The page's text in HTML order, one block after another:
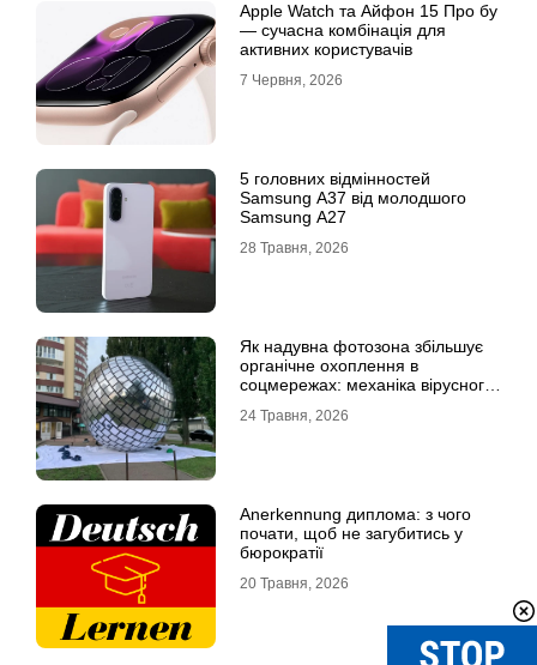
Apple Watch та Айфон 15 Про бу
— сучасна комбінація для
активних користувачів
7 Червня, 2026
5 головних відмінностей
Samsung A37 від молодшого
Samsung A27
28 Травня, 2026
Як надувна фотозона збільшує
органічне охоплення в
соцмережах: механіка вірусного
24 Травня, 2026
Anerkennung диплома: з чого
почати, щоб не загубитись у
бюрократії
20 Травня, 2026